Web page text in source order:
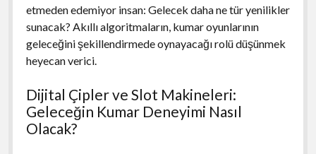
etmeden edemiyor insan: Gelecek daha ne tür yenilikler
sunacak? Akıllı algoritmaların, kumar oyunlarının
geleceğini şekillendirmede oynayacağı rolü düşünmek
heyecan verici.
Dijital Çipler ve Slot Makineleri:
Geleceğin Kumar Deneyimi Nasıl
Olacak?